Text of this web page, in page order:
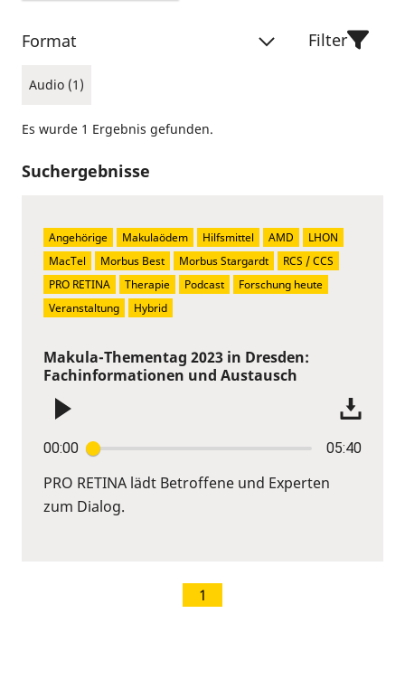
Format
Audio (1)
Filter
Es wurde 1 Ergebnis gefunden.
Suchergebnisse
Makula-Thementag 2023 in Dresden:
Fachinformationen und Austausch
00:00 05:40
PRO RETINA lädt Betroffene und Experten
zum Dialog.
Angehörige Makulaödem Hilfsmittel AMD
LHON
MacTel
Morbus Best Morbus Stargardt
RCS / CCS
PRO RETINA
Therapie Podcast
Forschung heute
Veranstaltung
Hybrid
1